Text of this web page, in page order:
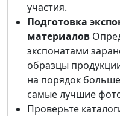
участия.
Подготовка
материалов
экспонатами
образцы
на порядок
самые лучшие
Проверьте